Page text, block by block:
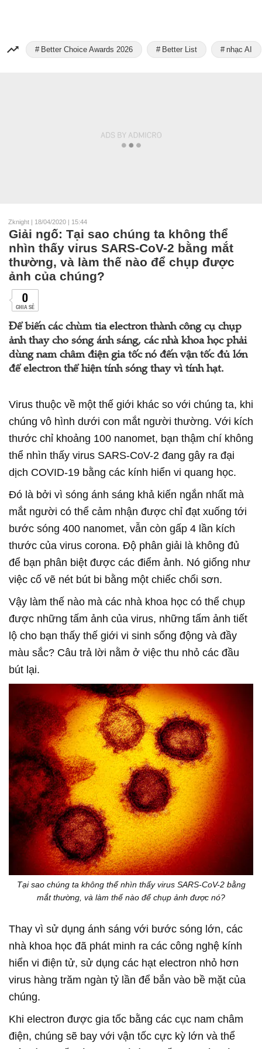
Better Choice Awards 2026 Better List nhạc AI
Zknight | 18/04/2020 | 15:44
Giải ngố: Tại sao chúng ta không thể
nhìn thấy virus SARS-CoV-2 bằng mắt
thường, và làm thế nào để chụp được
ảnh của chúng?
0
CHIA SẺ
Để biến các chùm tia electron thành công cụ chụp
ảnh thay cho sóng ánh sáng, các nhà khoa học phải
dùng nam châm điện gia tốc nó đến vận tốc đủ lớn
để electron thể hiện tính sóng thay vì tính hạt.
Virus thuộc về một thế giới khác so với chúng ta, khi
chúng vô hình dưới con mắt người thường. Với kích
thước chỉ khoảng 100 nanomet, bạn thậm chí không
thể nhìn thấy virus SARS-CoV-2 đang gây ra đại
dịch COVID-19 bằng các kính hiển vi quang học.
Đó là bởi vì sóng ánh sáng khả kiến ngắn nhất mà
mắt người có thể cảm nhận được chỉ đạt xuống tới
bước sóng 400 nanomet, vẫn còn gấp 4 lần kích
thước của virus corona. Độ phân giải là không đủ
để bạn phân biệt được các điểm ảnh. Nó giống như
việc cố vẽ nét bút bi bằng một chiếc chổi sơn.
Vậy làm thế nào mà các nhà khoa học có thể chụp
được những tấm ảnh của virus, những tấm ảnh tiết
lộ cho bạn thấy thế giới vi sinh sống động và đầy
màu sắc? Câu trả lời nằm ở việc thu nhỏ các đầu
bút lại.
Tại sao chúng ta không thể nhìn thấy virus SARS-CoV-2 bằng
mắt thường, và làm thế nào để chụp ảnh được nó?
Thay vì sử dụng ánh sáng với bước sóng lớn, các
nhà khoa học đã phát minh ra các công nghệ kính
hiển vi điện tử, sử dụng các hạt electron nhỏ hơn
virus hàng trăm ngàn tỷ lần để bắn vào bề mặt của
chúng.
Khi electron được gia tốc bằng các cục nam châm
điện, chúng sẽ bay với vận tốc cực kỳ lớn và thể